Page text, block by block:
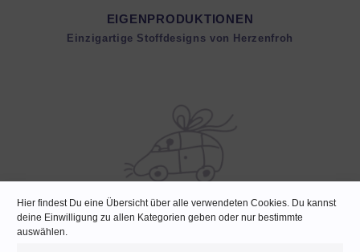
Hier findest Du eine Übersicht über alle verwendeten Cookies. Du kannst
deine Einwilligung zu allen Kategorien geben oder nur bestimmte
auswählen.
EIGENPRODUKTIONEN
Einzigartige Stoffdesigns von Herzenfroh
SCHNELLE LIEFERUNG